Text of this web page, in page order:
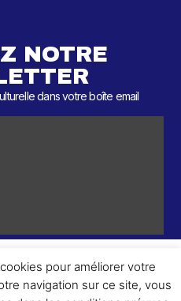
NOTRE
dans votre boîte email
pour améliorer votre
navigation sur ce site, vous